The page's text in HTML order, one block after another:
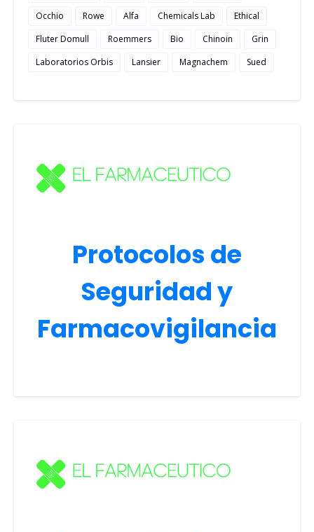
Occhio
Rowe Alfa Chemicals Lab
Ethical
Fluter Domull
Roemmers Bio Chinoin
Grin
Laboratorios Orbis
Lansier Magnachem Sued
Protocolos de
Seguridad y
Farmacovigilancia